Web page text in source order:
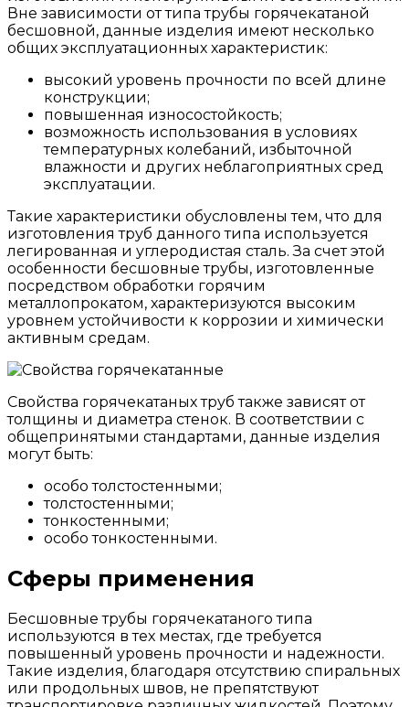
Вне зависимости от типа трубы горячекатаной
бесшовной, данные изделия имеют несколько
общих эксплуатационных характеристик:
высокий уровень прочности по всей длине
конструкции;
повышенная износостойкость;
возможность использования в условиях
температурных колебаний, избыточной
влажности и других неблагоприятных сред
эксплуатации.
Такие характеристики обусловлены тем, что для
изготовления труб данного типа используется
легированная и углеродистая сталь. За счет этой
особенности бесшовные трубы, изготовленные
посредством обработки горячим
металлопрокатом, характеризуются высоким
уровнем устойчивости к коррозии и химически
активным средам.
Свойства горячекатаных труб также зависят от
толщины и диаметра стенок. В соответствии с
общепринятыми стандартами, данные изделия
могут быть:
особо толстостенными;
толстостенными;
тонкостенными;
особо тонкостенными.
Сферы применения
Бесшовные трубы горячекатаного типа
используются в тех местах, где требуется
повышенный уровень прочности и надежности.
Такие изделия, благодаря отсутствию спиральных
или продольных швов, не препятствуют